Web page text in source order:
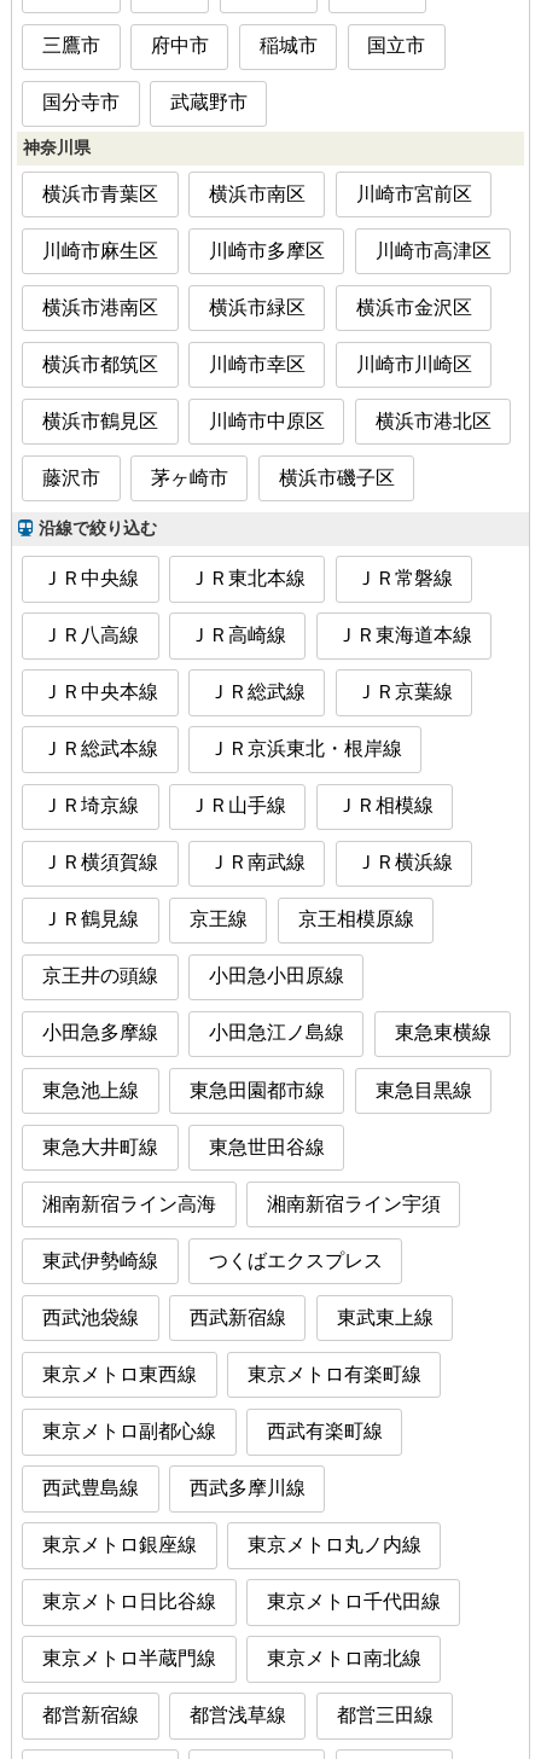
三鷹市 府中市 稲城市 国立市
国分寺市 武蔵野市
神奈川県
横浜市青葉区 横浜市南区 川崎市宮前区
川崎市麻生区 川崎市多摩区 川崎市高津区
横浜市港南区 横浜市緑区 横浜市金沢区
横浜市都筑区 川崎市幸区 川崎市川崎区
横浜市鶴見区 川崎市中原区 横浜市港北区
藤沢市 茅ヶ崎市 横浜市磯子区
沿線で絞り込む
ＪＲ中央線 ＪＲ東北本線 ＪＲ常磐線
ＪＲ八高線 ＪＲ高崎線 ＪＲ東海道本線
ＪＲ中央本線 ＪＲ総武線 ＪＲ京葉線
ＪＲ総武本線 ＪＲ京浜東北・根岸線
ＪＲ埼京線 ＪＲ山手線 ＪＲ相模線
ＪＲ横須賀線 ＪＲ南武線 ＪＲ横浜線
ＪＲ鶴見線 京王線 京王相模原線
京王井の頭線 小田急小田原線
小田急多摩線 小田急江ノ島線 東急東横線
東急池上線 東急田園都市線 東急目黒線
東急大井町線 東急世田谷線
湘南新宿ライン高海 湘南新宿ライン宇須
東武伊勢崎線 つくばエクスプレス
西武池袋線 西武新宿線 東武東上線
東京メトロ東西線 東京メトロ有楽町線
東京メトロ副都心線 西武有楽町線
西武豊島線 西武多摩川線
東京メトロ銀座線 東京メトロ丸ノ内線
東京メトロ日比谷線 東京メトロ千代田線
東京メトロ半蔵門線 東京メトロ南北線
都営新宿線 都営浅草線 都営三田線